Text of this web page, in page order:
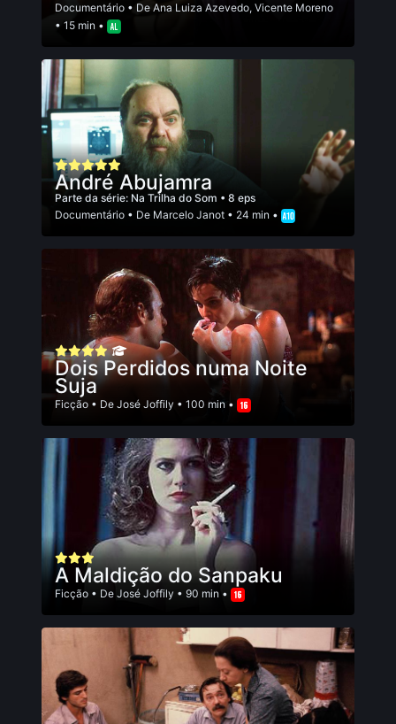
Documentário • De Ana Luiza Azevedo, Vicente Moreno
• 15 min •
André Abujamra
Parte da série: Na Trilha do Som • 8 eps
Documentário • De Marcelo Janot • 24 min •
Dois Perdidos numa Noite
Suja
Ficção • De José Joffily • 100 min •
A Maldição do Sanpaku
Ficção • De José Joffily • 90 min •